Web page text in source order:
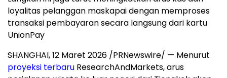
loyalitas pelanggan maskapai dengan memproses
transaksi pembayaran secara langsung dari kartu
UnionPay
SHANGHAI, 12 Maret 2026 /PRNewswire/ — Menurut
proyeksi terbaru ResearchAndMarkets, arus